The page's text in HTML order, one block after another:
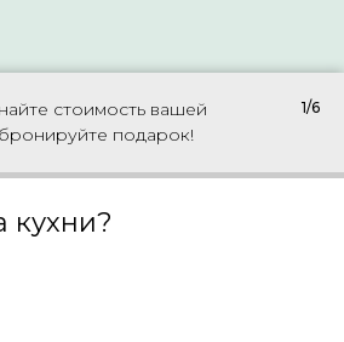
стоимость вашей
подарок!
1/6
кухни?